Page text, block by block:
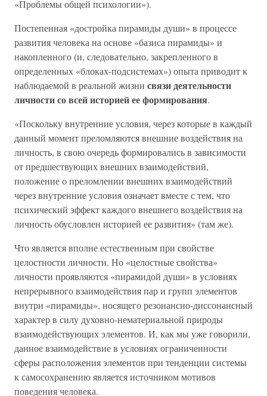
«Проблемы общей психологии»).
Постепенная «достройка пирамиды души» в процессе
развития человека на основе «базиса пирамиды» и
накопленного (и, следовательно, закрепленного в
определенных «блоках-подсистемах») опыта приводит к
наблюдаемой в реальной жизни связи деятельности
личности со всей историей ее формирования.
«Поскольку внутренние условия, через которые в каждый
данный момент преломляются внешние воздействия на
личность, в свою очередь формировались в зависимости
от предшествующих внешних взаимодействий,
положение о преломлении внешних взаимодействий
через внутренние условия означает вместе с тем, что
психический эффект каждого внешнего воздействия на
личность обусловлен историей ее развития» (там же).
Что является вполне естественным при свойстве
целостности личности. Но «целостные свойства»
личности проявляются «пирамидой души» в условиях
непрерывного взаимодействия пар и групп элементов
внутри «пирамиды», носящего резонансно-диссонансный
характер в силу духовно-нематериальной природы
взаимодействующих элементов. И, как мы уже говорили,
данное взаимодействие в условиях ограниченности
сферы расположения элементов при тенденции системы
к самосохранению является источником мотивов
поведения человека.